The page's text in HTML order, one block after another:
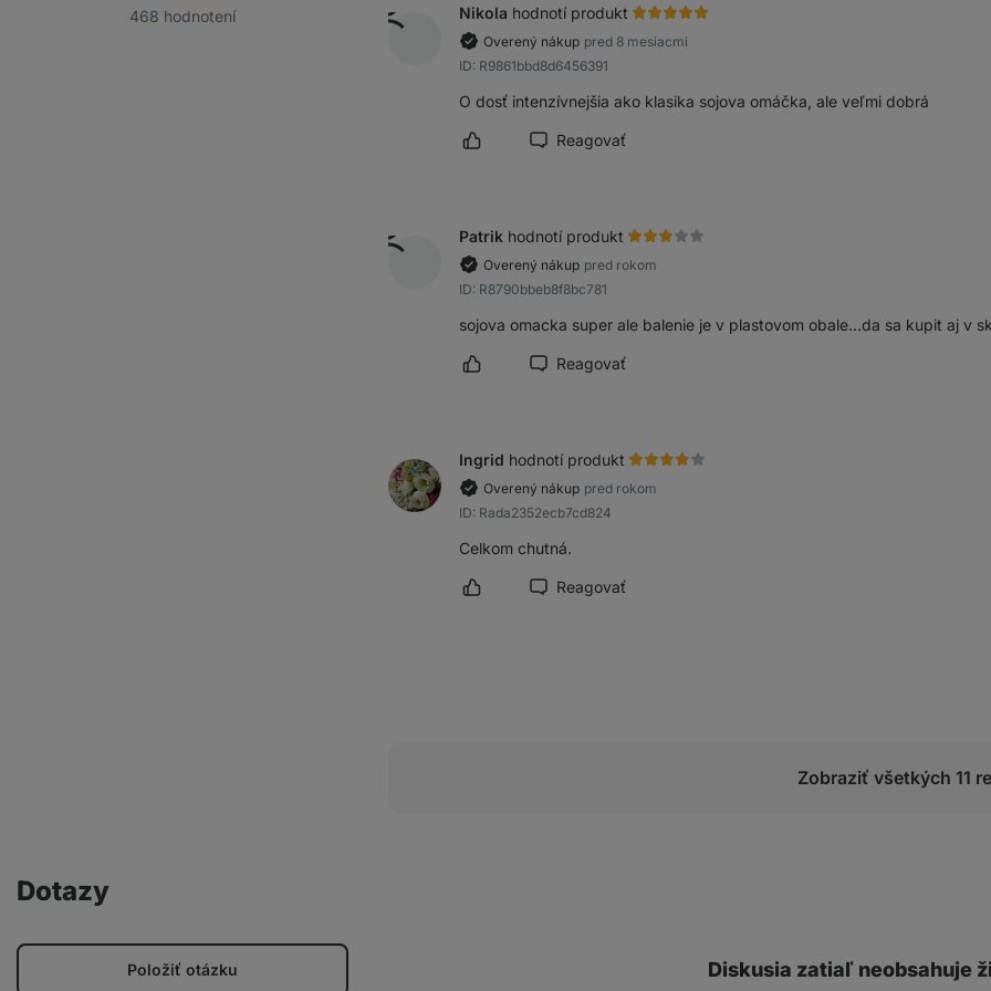
468 hodnotení Nikola hodnotí produkt
Overený nákup pred 8 mesiacmi
ID: R9861bbd8d6456391
O dosť intenzívnejšia ako klasika sojova omáčka, ale veľmi dobrá
Označiť recenziu ako prínosnú
Reagovať
Patrik hodnotí produkt
Overený nákup pred rokom
ID: R8790bbeb8f8bc781
sojova omacka super ale balenie je v plastovom obale...da sa kupit aj v
Označiť recenziu ako prínosnú
Reagovať
Ingrid hodnotí produkt
Overený nákup pred rokom
ID: Rada2352ecb7cd824
Celkom chutná.
Označiť recenziu ako prínosnú
Reagovať
Zobraziť všetkých 11
Dotazy
Položiť otázku Diskusia zatiaľ neobsahuje